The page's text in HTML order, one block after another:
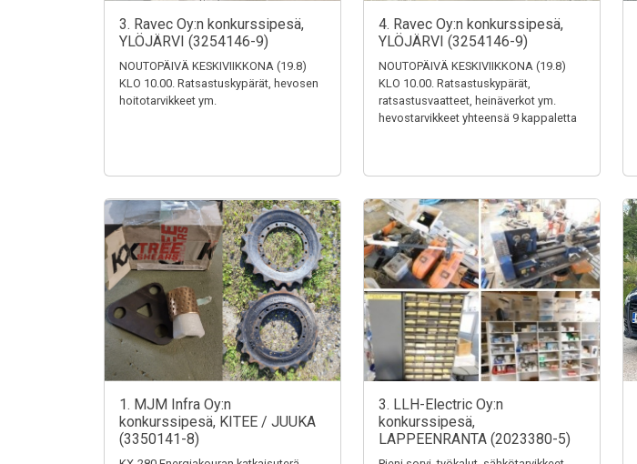
3. Ravec Oy:n konkurssipesä,
YLÖJÄRVI (3254146-9)
NOUTOPÄIVÄ KESKIVIIKKONA (19.8)
KLO 10.00. Ratsastuskypärät, hevosen
hoitotarvikkeet ym.
4. Ravec Oy:n konkurssipesä,
YLÖJÄRVI (3254146-9)
NOUTOPÄIVÄ KESKIVIIKKONA (19.8)
KLO 10.00. Ratsastuskypärät,
ratsastusvaatteet, heinäverkot ym.
hevostarvikkeet yhteensä 9 kappaletta
1. MJM Infra Oy:n
konkurssipesä, KITEE / JUUKA
(3350141-8)
3. LLH-Electric Oy:n
konkurssipesä,
LAPPEENRANTA (2023380-5)